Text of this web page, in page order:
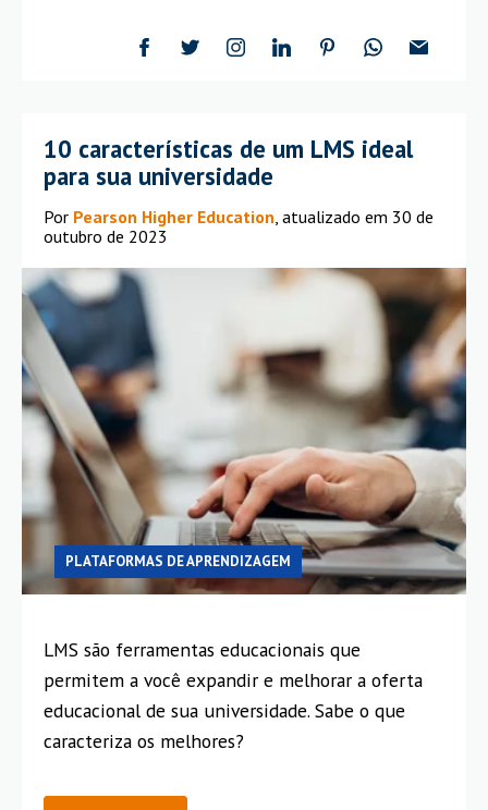
10 características de um LMS ideal
para sua universidade
Por Pearson Higher Education , atualizado em 30 de
outubro de 2023
PLATAFORMAS DE APRENDIZAGEM
LMS são ferramentas educacionais que
permitem a você expandir e melhorar a oferta
educacional de sua universidade. Sabe o que
caracteriza os melhores?